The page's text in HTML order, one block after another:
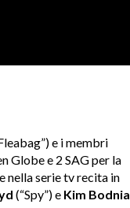
e i membri
Globe e 2 SAG per la
nella serie tv recita in
(“Spy”) e Kim Bodnia